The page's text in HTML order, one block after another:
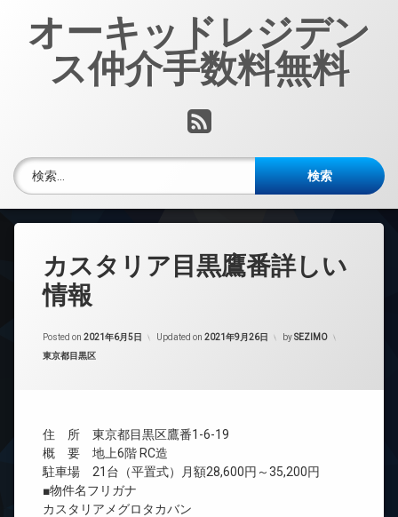
オーキッドレジデン
ス仲介手数料無料
RSS
検索:
カスタリア目黒鷹番詳しい
情報
Posted on 2021年6月5日 Updated on 2021年9月26日 bySEZIMO
カテゴリー:
東京都目黒区
住 所 東京都目黒区鷹番1-6-19
概 要 地上6階 RC造
駐車場 21台（平置式）月額28,600円～35,200円
■物件名フリガナ
カスタリアメグロタカバン